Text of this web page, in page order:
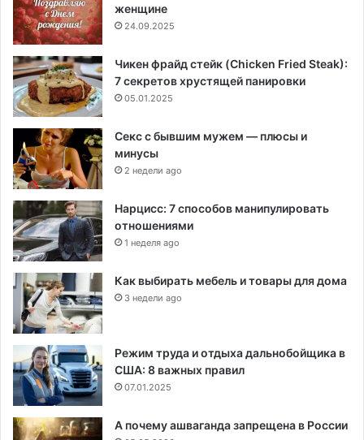
женщине
24.09.2025
Чикен фрайд стейк (Chicken Fried Steak):
7 секретов хрустящей панировки
05.01.2025
Секс с бывшим мужем — плюсы и
минусы
2 недели ago
Нарцисс: 7 способов манипулировать
отношениями
1 неделя ago
Как выбирать мебель и товары для дома
3 недели ago
Режим труда и отдыха дальнобойщика в
США: 8 важных правил
07.01.2025
А почему ашваганда запрещена в России